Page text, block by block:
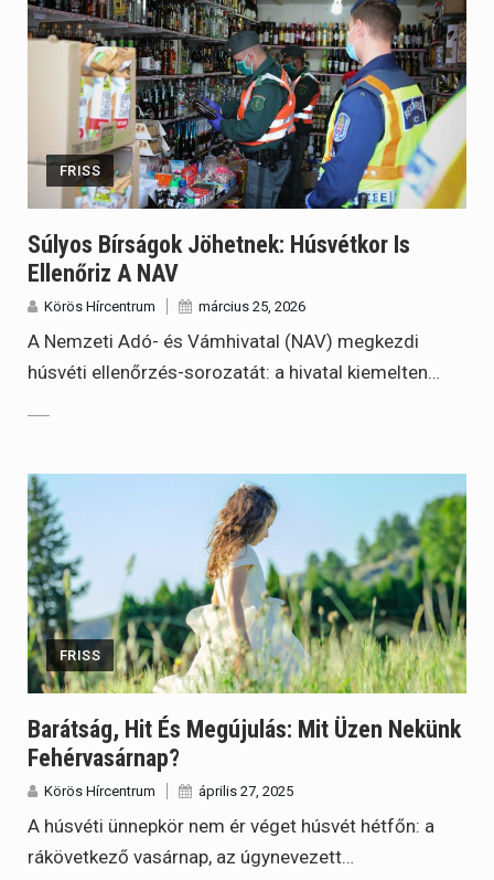
FRISS
Súlyos Bírságok Jöhetnek: Húsvétkor Is
Ellenőriz A NAV
Körös Hírcentrum március 25, 2026
A Nemzeti Adó- és Vámhivatal (NAV) megkezdi
húsvéti ellenőrzés-sorozatát: a hivatal kiemelten…
FRISS
Barátság, Hit És Megújulás: Mit Üzen Nekünk
Fehérvasárnap?
Körös Hírcentrum április 27, 2025
A húsvéti ünnepkör nem ér véget húsvét hétfőn: a
rákövetkező vasárnap, az úgynevezett…